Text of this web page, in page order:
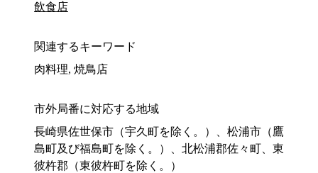
飲食店
関連するキーワード
肉料理, 焼鳥店
市外局番に対応する地域
長崎県佐世保市（宇久町を除く。）、松浦市（鷹
島町及び福島町を除く。）、北松浦郡佐々町、東
彼杵郡（東彼杵町を除く。）